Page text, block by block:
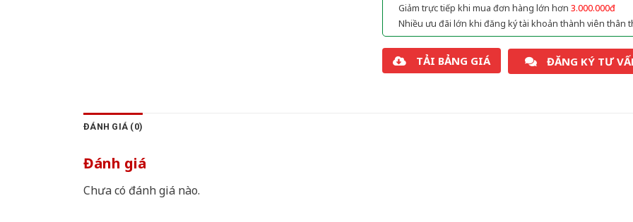
Giảm trực tiếp khi mua đơn hàng lớn hơn 3.000.000đ
Nhiều ưu đãi lớn khi đăng ký tài khoản thành viên thân
TẢI BẢNG GIÁ ĐĂNG KÝ TƯ
ĐÁNH GIÁ (0)
Đánh giá
Chưa có đánh giá nào.